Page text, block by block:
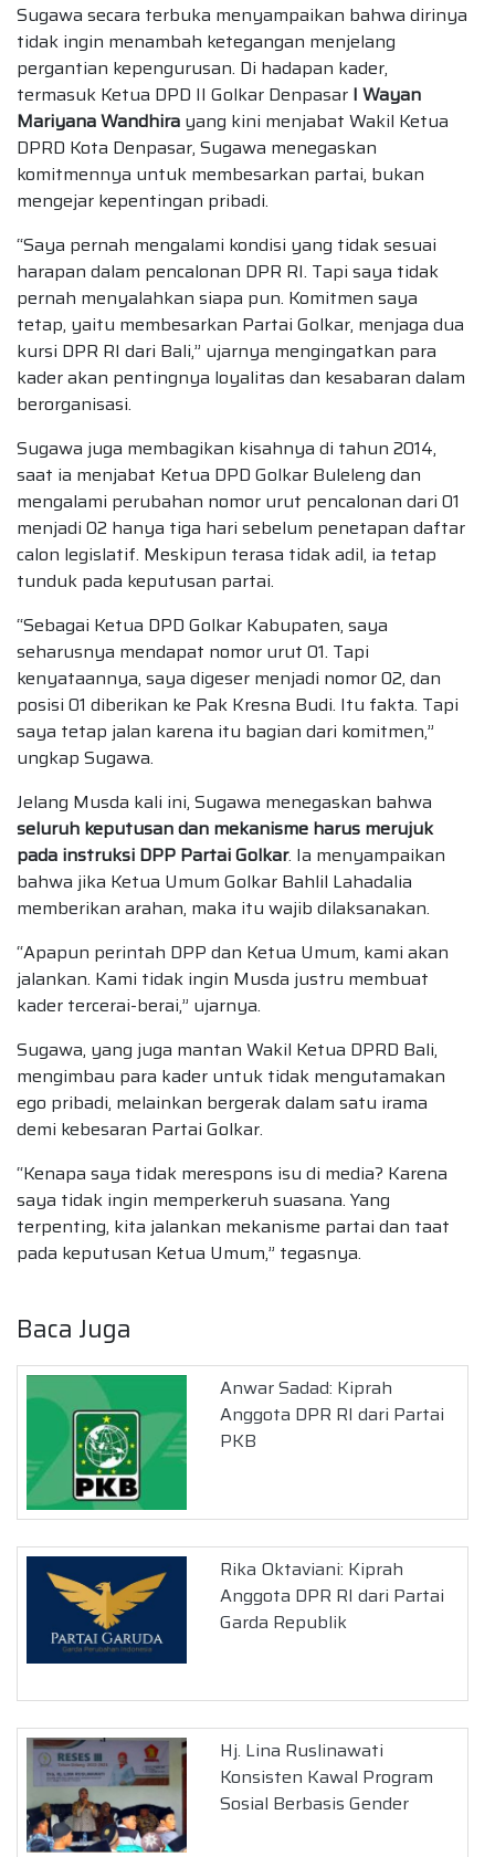
Sugawa secara terbuka menyampaikan bahwa dirinya
tidak ingin menambah ketegangan menjelang
pergantian kepengurusan. Di hadapan kader,
termasuk Ketua DPD II Golkar Denpasar I Wayan
Mariyana Wandhira yang kini menjabat Wakil Ketua
DPRD Kota Denpasar, Sugawa menegaskan
komitmennya untuk membesarkan partai, bukan
mengejar kepentingan pribadi.
“Saya pernah mengalami kondisi yang tidak sesuai
harapan dalam pencalonan DPR RI. Tapi saya tidak
pernah menyalahkan siapa pun. Komitmen saya
tetap, yaitu membesarkan Partai Golkar, menjaga dua
kursi DPR RI dari Bali,” ujarnya mengingatkan para
kader akan pentingnya loyalitas dan kesabaran dalam
berorganisasi.
Sugawa juga membagikan kisahnya di tahun 2014,
saat ia menjabat Ketua DPD Golkar Buleleng dan
mengalami perubahan nomor urut pencalonan dari 01
menjadi 02 hanya tiga hari sebelum penetapan daftar
calon legislatif. Meskipun terasa tidak adil, ia tetap
tunduk pada keputusan partai.
“Sebagai Ketua DPD Golkar Kabupaten, saya
seharusnya mendapat nomor urut 01. Tapi
kenyataannya, saya digeser menjadi nomor 02, dan
posisi 01 diberikan ke Pak Kresna Budi. Itu fakta. Tapi
saya tetap jalan karena itu bagian dari komitmen,”
ungkap Sugawa.
Jelang Musda kali ini, Sugawa menegaskan bahwa
seluruh keputusan dan mekanisme harus merujuk
pada instruksi DPP Partai Golkar. Ia menyampaikan
bahwa jika Ketua Umum Golkar Bahlil Lahadalia
memberikan arahan, maka itu wajib dilaksanakan.
“Apapun perintah DPP dan Ketua Umum, kami akan
jalankan. Kami tidak ingin Musda justru membuat
kader tercerai-berai,” ujarnya.
Sugawa, yang juga mantan Wakil Ketua DPRD Bali,
mengimbau para kader untuk tidak mengutamakan
ego pribadi, melainkan bergerak dalam satu irama
demi kebesaran Partai Golkar.
“Kenapa saya tidak merespons isu di media? Karena
saya tidak ingin memperkeruh suasana. Yang
terpenting, kita jalankan mekanisme partai dan taat
pada keputusan Ketua Umum,” tegasnya.
Baca Juga
Anwar Sadad: Kiprah
Anggota DPR RI dari Partai
PKB
Rika Oktaviani: Kiprah
Anggota DPR RI dari Partai
Garda Republik
Hj. Lina Ruslinawati
Konsisten Kawal Program
Sosial Berbasis Gender